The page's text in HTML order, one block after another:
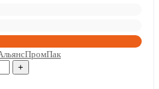
+